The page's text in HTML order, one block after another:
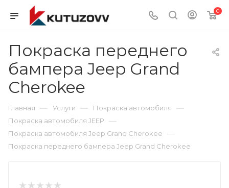
0
Покраска переднего
бампера Jeep Grand
Cherokee
Главная — Услуги — Покраска автомобиля —
Покраска автомобиля JEEP —
Покраска автомобиля Jeep Grand Cherokee —
Покраска переднего бампера Jeep Grand Cherokee